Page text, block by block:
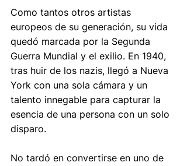
Como tantos otros artistas
europeos de su generación, su vida
quedó marcada por la Segunda
Guerra Mundial y el exilio. En 1940,
tras huir de los nazis, llegó a Nueva
York con una sola cámara y un
talento innegable para capturar la
esencia de una persona con un solo
disparo.
No tardó en convertirse en uno de